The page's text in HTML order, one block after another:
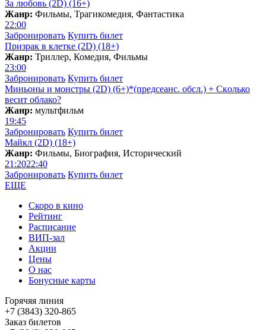
За любовь (2D) (16+)
Жанр: Фильмы, Трагикомедия, Фантастика
22:00
Забронировать Купить билет
Призрак в клетке (2D) (18+)
Жанр: Триллер, Комедия, Фильмы
23:00
Забронировать Купить билет
Миньоны и монстры (2D) (6+)*(предсеанс. обсл.) + Скoлько
весит облако?
Жанр: мультфильм
19:45
Забронировать Купить билет
Майкл (2D) (18+)
Жанр: Фильмы, Биография, Исторический
21:2022:40
Забронировать Купить билет
ЕЩЕ
Скоро в кино
Рейтинг
Расписание
ВИП-зал
Акции
Цены
О нас
Бонусные карты
Горячяя линия
+7 (3843) 320-865
Заказ билетов